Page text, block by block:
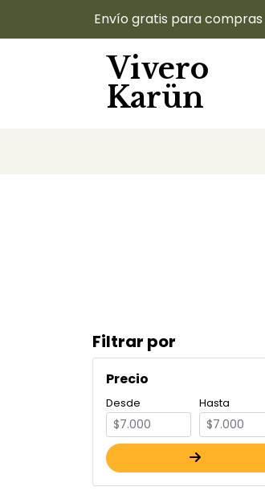
Envío gratis para
Vivero
Karün
Filtrar por
Precio
Desde Hasta